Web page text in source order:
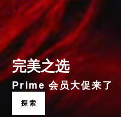
完美之选
Prime 会员大促来了
探索